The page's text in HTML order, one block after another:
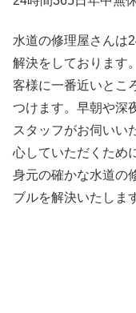
水道の修理屋さんは
解決をしております
客様に一番近いとこ
つけます。早朝や深
スタッフがお伺いい
心していただくため
身元の確かな水道の
ブルを解決いたしま